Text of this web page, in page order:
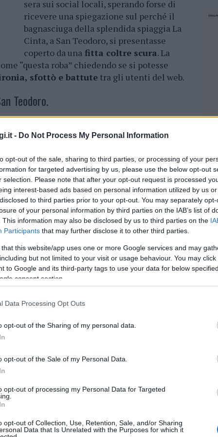
- Do Not Process My Personal Information
opt-out of the sale, sharing to third parties, or processing of your
for targeted advertising by us, please use the below opt-out
selection. Please note that after your opt-out request is processed
interest-based ads based on personal information utilized by us
to third parties prior to your opt-out. You may separately
of your personal information by third parties on the IAB’s list of
This information may also be disclosed by us to third parties on the
Participants that may further disclose it to other third parties.
that this website/app uses one or more Google services and may
but not limited to your visit or usage behaviour. You may
to Google and its third-party tags to use your data for below
consent section.
Data Processing Opt Outs
opt-out of the Sharing of my personal data.
opt-out of the Sale of my Personal Data.
opt-out of processing my Personal Data for Targeted
opt-out of Collection, Use, Retention, Sale, and/or Sharing
Data that Is Unrelated with the Purposes for which it
sera sui social locali, sperando forse di
ricevere una spiegazione sul perché il
bagnasciuga della splendida spiaggia La
Cinta, a San Teodoro, si presentasse
coperto da una fitta coltre scura. La
“questa roba” chiedendo se si potesse
sfottò e battute tra gli utenti del web.
Teodoro.
sporcizia a un occhio non esperto è in
marina protetta e fondamentale per la
che si depositano a riva costituiscono
Assorbono la forza delle mareggiate e
via la sabbia. Spianare la zona con i
da cartolina significherebbe
condannando la spiaggia a una
di questo fenomeno segue da anni una
la forte vocazione turistica con la tutela
di interventi drastici di rimozione totale,
in locoo, nei mesi di massimo affollamento,
in aree retrostanti per poi
Sebbene l’episodio social abbia
evidenzia quanto sia ancora necessario
che quel tappeto scuro non è
per il futuro del mare teodorino.